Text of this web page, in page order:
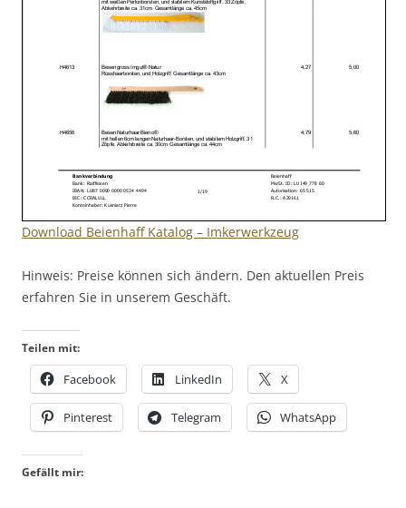
Download Beienhaff Katalog – Imkerwerkzeug
Hinweis: Preise können sich ändern. Den aktuellen Preis
erfahren Sie in unserem Geschäft.
Teilen mit:
Facebook LinkedIn X
Pinterest Telegram WhatsApp
Gefällt mir: